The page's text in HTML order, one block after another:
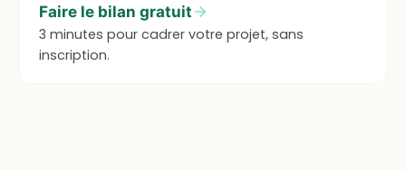
Faire le bilan gratuit
3 minutes pour cadrer votre projet, sans
inscription.